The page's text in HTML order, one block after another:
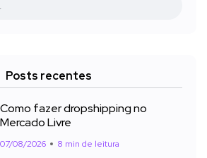
Posts recentes
Como fazer dropshipping no
Mercado Livre
07/08/2026 8 min de leitura